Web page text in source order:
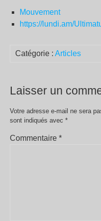
Mouvement
https://lundi.am/
Catégorie : Articles
Laisser un
Votre adresse e-mail ne sera
sont indiqués avec *
Commentaire *